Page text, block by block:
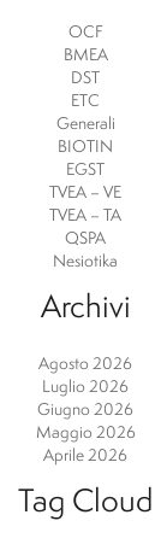
OCF
BMEA
DST
ETC
Generali
BIOTIN
EGST
TVEA – VE
TVEA – TA
QSPA
Nesiotika
Archivi
Agosto 2026
Luglio 2026
Giugno 2026
Maggio 2026
Aprile 2026
Tag Cloud